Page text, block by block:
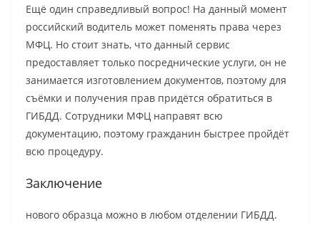
Ещё один справедливый вопрос! На данный момент
российский водитель может поменять права через
МФЦ. Но стоит знать, что данный сервис
предоставляет только посреднические услуги, он не
занимается изготовлением документов, поэтому для
съёмки и получения прав придётся обратиться в
ГИБДД. Сотрудники МФЦ направят всю
документацию, поэтому гражданин быстрее пройдёт
всю процедуру.
Заключение
нового образца можно в любом отделении ГИБДД.